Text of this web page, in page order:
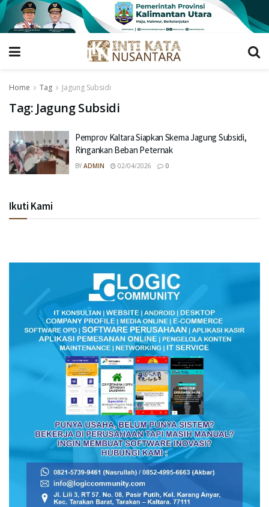
Home Tag Jagung Subsidi
Tag: Jagung Subsidi
Pemprov Kaltara Siapkan Skema Jagung Subsidi,
Ringankan Beban Peternak
BY ADMIN 02/04/2026 0
Ikuti Kami